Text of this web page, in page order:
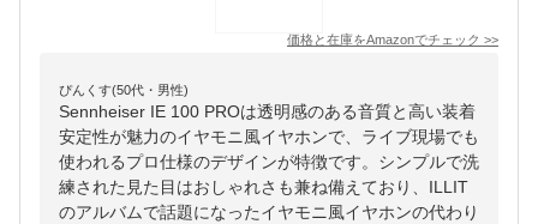
価格と在庫をAmazonでチェック >>
ぴんくす(50代・男性)
Sennheiser IE 100 PROは透明感のある音質と高い装着
安定性が魅力のイヤモニ風イヤホンで、ライブ現場でも
使われるプロ仕様のデザインが特徴です。シンプルで洗
練された見た目はおしゃれさも兼ね備えており、ILLIT
のアルバムで話題になったイヤモニ風イヤホンの代わり